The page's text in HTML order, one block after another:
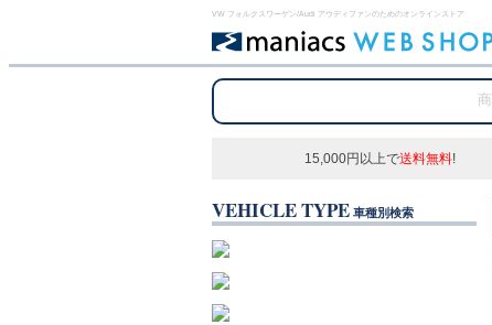
VW フォルクスワーゲン/Audi アウディファンのためのオンラインストア
15,000円以上で送料無料!
VEHICLE TYPE 車種別検索